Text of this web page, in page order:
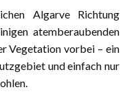
Algarve Richtung
atemberaubenden
Vegetation vorbei – ein
und einfach nur